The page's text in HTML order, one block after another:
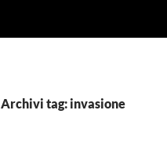
Archivi tag: invasione